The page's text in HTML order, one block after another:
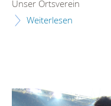
Unser Ortsverein
Weiterlesen